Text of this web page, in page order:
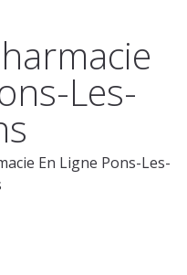
Les-
En Ligne Pons-Les-